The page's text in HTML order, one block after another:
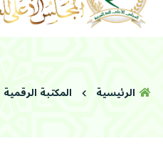
الرئيسية المكتبة الرقمية